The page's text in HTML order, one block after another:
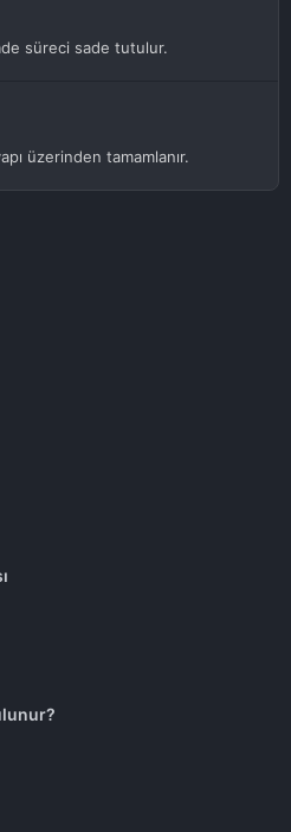
süreci sade tutulur.
üzerinden tamamlanır.